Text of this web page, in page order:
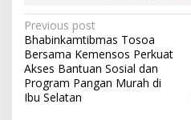
P
o
s
t
Previous post
Bhabinkamtibmas Tosoa
Bersama Kemensos Perkuat
Akses Bantuan Sosial dan
Program Pangan Murah di
Ibu Selatan